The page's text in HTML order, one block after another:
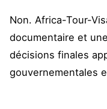
Non. Africa-Tour-
documentaire et
décisions finales
gouvernementales